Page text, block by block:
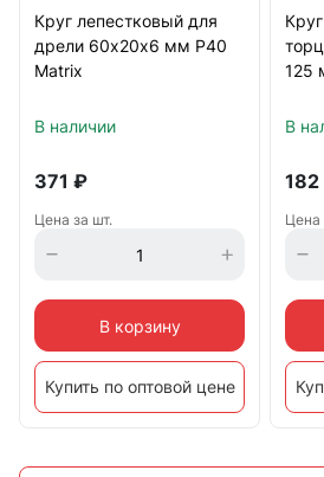
Круг лепестковый для
дрели 60х20х6 мм Р40
Matrix
В наличии
371 ₽
Цена за шт.
В корзину
Купить по оптовой цене
125
В
182
Цена